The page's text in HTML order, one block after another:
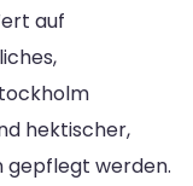
auf
hektischer,
gepflegt werden.